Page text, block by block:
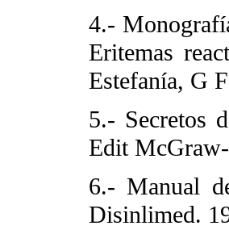
4.-
Eritemas
Estefanía, G
5.- Secretos
Edit
6.- Manual
Disinlimed.